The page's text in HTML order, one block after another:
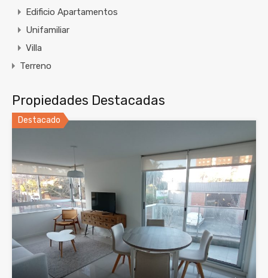
Edificio Apartamentos
Unifamiliar
Villa
Terreno
Propiedades Destacadas
Destacado